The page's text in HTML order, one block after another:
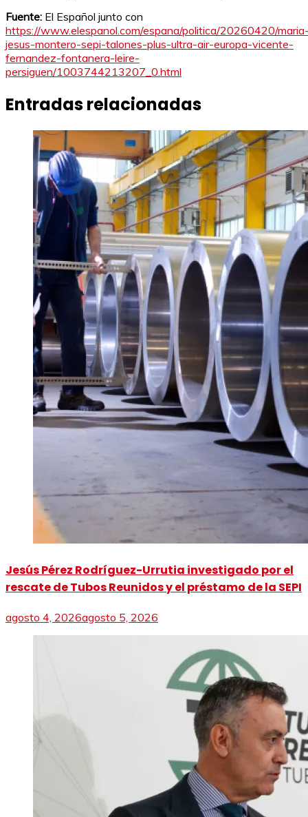
Fuente: El Español junto con
https://www.elespanol.com/espana/politica/20260420/
jesus-montero-sepi-talones-plus-ultra-air-europa-vicente-
fernandez-fontanera-leire-
persiguen/1003744213207_0.html
Entradas relacionadas
Jesús Pérez Rodríguez-Urrutia investigado por el
rescate de Tubos Reunidos y el préstamo de la SEPI
agosto 4, 2026agosto 5, 2026